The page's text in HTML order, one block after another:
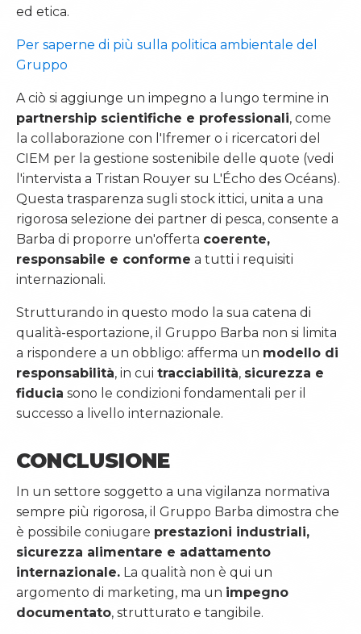
ed etica.
Per saperne di più sulla politica ambientale del
Gruppo
A ciò si aggiunge un impegno a lungo termine in
partnership scientifiche e professionali, come
la collaborazione con l'Ifremer o i ricercatori del
CIEM per la gestione sostenibile delle quote (vedi
l'intervista a Tristan Rouyer su L'Écho des Océans).
Questa trasparenza sugli stock ittici, unita a una
rigorosa selezione dei partner di pesca, consente a
Barba di proporre un'offerta coerente,
responsabile e conforme a tutti i requisiti
internazionali.
Strutturando in questo modo la sua catena di
qualità-esportazione, il Gruppo Barba non si limita
a rispondere a un obbligo: afferma un modello di
responsabilità, in cui tracciabilità, sicurezza e
fiducia sono le condizioni fondamentali per il
successo a livello internazionale.
CONCLUSIONE
In un settore soggetto a una vigilanza normativa
sempre più rigorosa, il Gruppo Barba dimostra che
è possibile coniugare prestazioni industriali,
sicurezza alimentare e adattamento
internazionale. La qualità non è qui un
argomento di marketing, ma un impegno
documentato, strutturato e tangibile.